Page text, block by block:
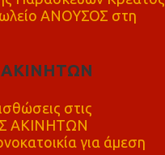
ΑΝΟΥΣΟΣ στη
ΑΚΙΝΗΤΩΝ
στις
ΑΚΙΝΗΤΩΝ
για άμεση